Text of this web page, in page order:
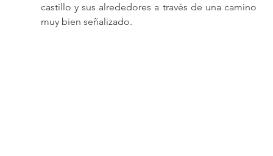
castillo y sus alrededores a través de una camino
muy bien señalizado.